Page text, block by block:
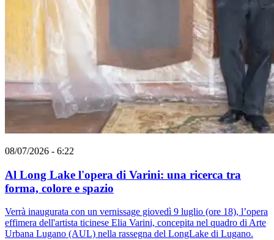
08/07/2026 - 6:22
Al Long Lake l'opera di Varini: una ricerca tra
forma, colore e spazio
Verrà inaugurata con un vernissage giovedì 9 luglio (ore 18), l’opera
effimera dell'artista ticinese Elia Varini, concepita nel quadro di Arte
Urbana Lugano (AUL) nella rassegna del LongLake di Lugano.